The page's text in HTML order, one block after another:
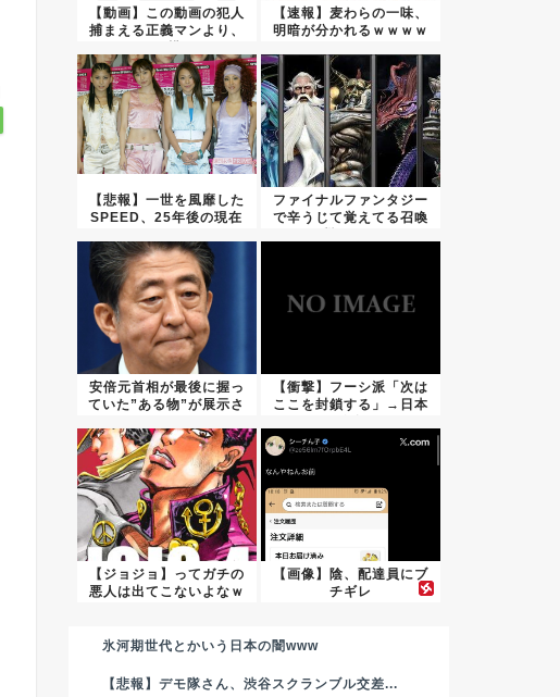
【動画】この動画の犯人
捕まえる正義マンより、
【速報】麦わらの一味、
明暗が分かれるｗｗｗｗ
【悲報】一世を風靡した
SPEED、25年後の現在
ファイナルファンタジー
で辛うじて覚えてる召喚
安倍元首相が最後に握っ
ていた”ある物”が展示さ
【衝撃】フーシ派「次は
ここを封鎖する」→日本
【ジョジョ】ってガチの
悪人は出てこないよなｗ
【画像】陰、配達員にブ
チギレ
氷河期世代とかいう日本の闇www
【悲報】デモ隊さん、渋谷スクランブル交差...